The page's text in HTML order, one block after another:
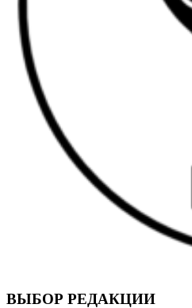
ВОЕННЫЕ СТРАНИЦЫ
СТАТЬИ ВОЕННОЙ ТЕМАТИКИ
ВЫБОР РЕДАКЦИИ